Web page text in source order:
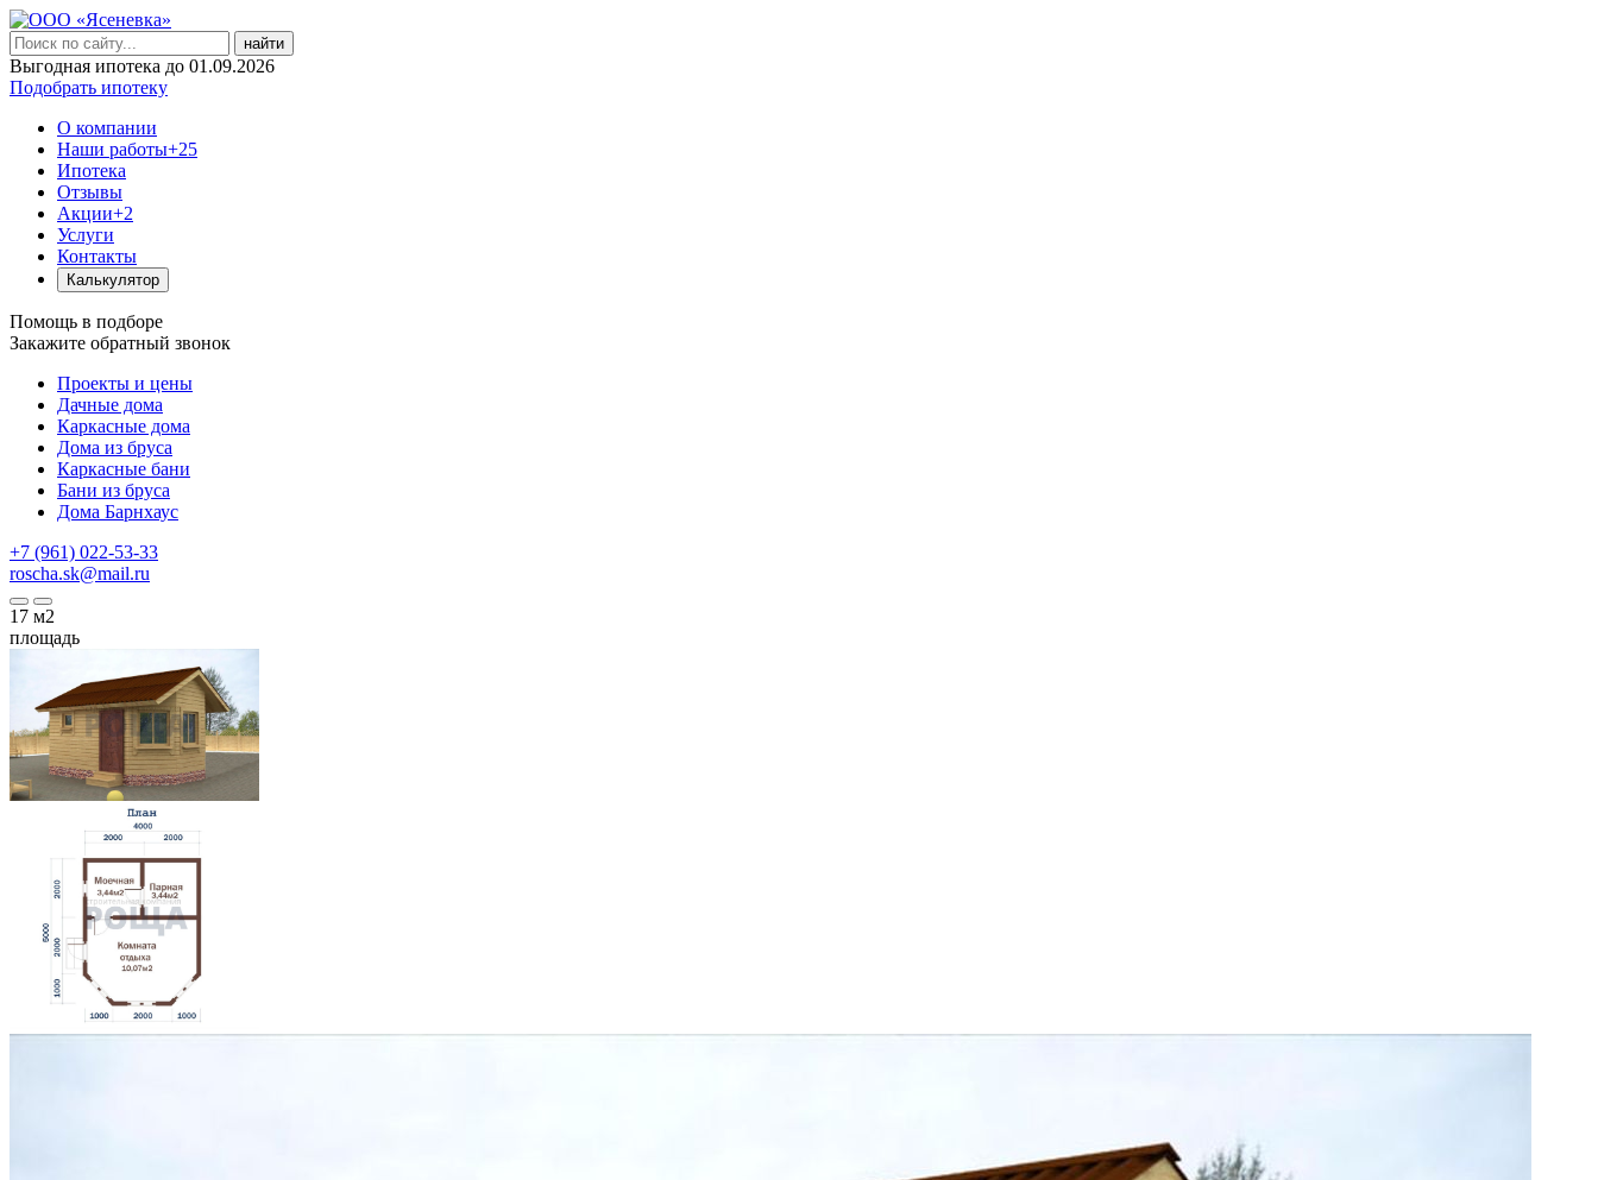
найти
Выгодная ипотека до 01.09.2026
Подобрать ипотеку
О компании
Наши работы+25
Ипотека
Отзывы
Акции+2
Услуги
Контакты
Калькулятор
Помощь в подборе
Закажите обратный звонок
Проекты и цены
Дачные дома
Каркасные дома
Дома из бруса
Каркасные бани
Бани из бруса
Дома Барнхаус
+7 (961) 022-53-33
roscha.sk@mail.ru
17 м2
площадь